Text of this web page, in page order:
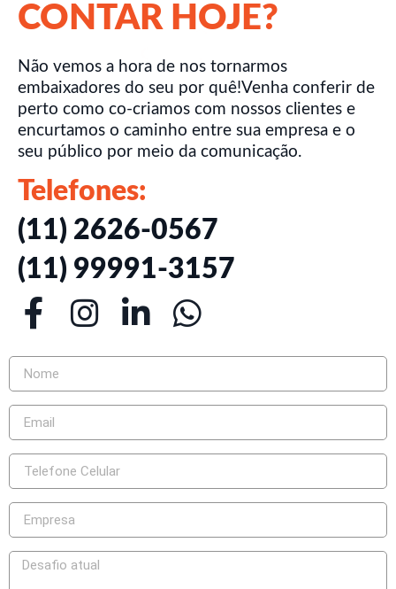
CONTAR HOJE?
Não vemos a hora de nos tornarmos
embaixadores do seu por quê!Venha conferir de
perto como co-criamos com nossos clientes e
encurtamos o caminho entre sua empresa e o
seu público por meio da comunicação.
Telefones:
(11) 2626-0567
(11) 99991-3157